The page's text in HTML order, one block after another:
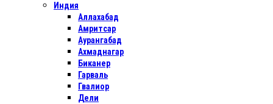
Индия
Аллахабад
Амритсар
Аурангабад
Ахмаднагар
Биканер
Гарваль
Гвалиор
Дели